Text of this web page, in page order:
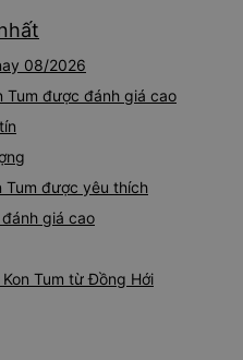
08/2026
Tum được đánh giá cao
Tum được yêu thích
giá cao
Tum từ Đồng Hới